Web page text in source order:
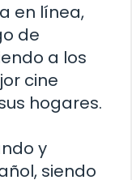
en línea,
de
a los
cine
hogares.
y
siendo